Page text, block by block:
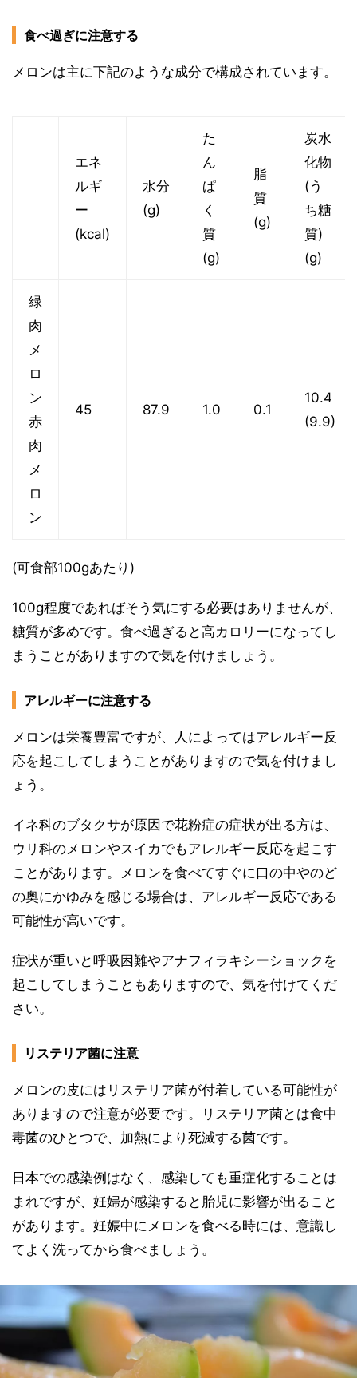
食べ過ぎに注意する
メロンは主に下記のような成分で構成されています。
エネ
ルギ
ー
(kcal)
水分
(g)
た
ん
ぱ
く
質
(g)
脂
質
(g)
炭水
化物
(う
ち糖
質)
(g)
緑
肉
メ
ロ
ン
赤
肉
メ
ロ
ン
45 87.9 1.0 0.1
10.4
(9.9)
(可食部100gあたり)
100g程度であればそう気にする必要はありませんが、
糖質が多めです。食べ過ぎると高カロリーになってし
まうことがありますので気を付けましょう。
アレルギーに注意する
メロンは栄養豊富ですが、人によってはアレルギー反
応を起こしてしまうことがありますので気を付けまし
ょう。
イネ科のブタクサが原因で花粉症の症状が出る方は、
ウリ科のメロンやスイカでもアレルギー反応を起こす
ことがあります。メロンを食べてすぐに口の中やのど
の奥にかゆみを感じる場合は、アレルギー反応である
可能性が高いです。
症状が重いと呼吸困難やアナフィラキシーショックを
起こしてしまうこともありますので、気を付けてくだ
さい。
リステリア菌に注意
メロンの皮にはリステリア菌が付着している可能性が
ありますので注意が必要です。リステリア菌とは食中
毒菌のひとつで、加熱により死滅する菌です。
日本での感染例はなく、感染しても重症化することは
まれですが、妊婦が感染すると胎児に影響が出ること
があります。妊娠中にメロンを食べる時には、意識し
てよく洗ってから食べましょう。